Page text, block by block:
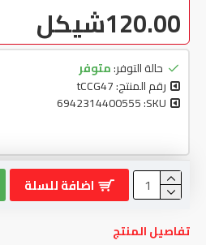
حالة التوفر:متوفر
رقم المنتج:tCCG47
SKU:
6942314400555
120.00شيكل
اضافة للسلة
تفاصيل المنتج